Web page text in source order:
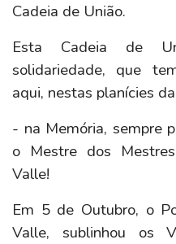
Cadeia de União.
Esta Cadeia de
solidariedade, que
aqui, nestas planícies
- na Memória, sempre
o Mestre dos
Valle!
Em 5 de Outubro, o
Valle, sublinhou os